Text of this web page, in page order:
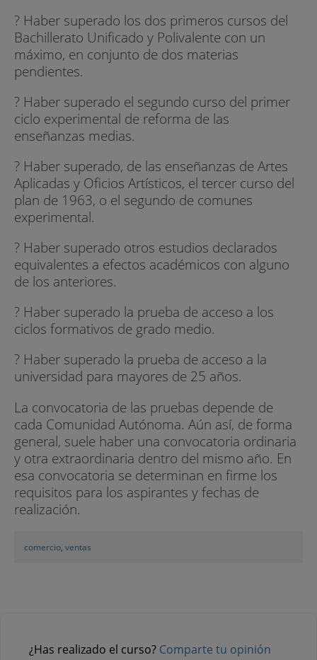
? Haber superado los dos primeros cursos del
Bachillerato Unificado y Polivalente con un
máximo, en conjunto de dos materias
pendientes.
? Haber superado el segundo curso del primer
ciclo experimental de reforma de las
enseñanzas medias.
? Haber superado, de las enseñanzas de Artes
Aplicadas y Oficios Artísticos, el tercer curso del
plan de 1963, o el segundo de comunes
experimental.
? Haber superado otros estudios declarados
equivalentes a efectos académicos con alguno
de los anteriores.
? Haber superado la prueba de acceso a los
ciclos formativos de grado medio.
? Haber superado la prueba de acceso a la
universidad para mayores de 25 años.
La convocatoria de las pruebas depende de
cada Comunidad Autónoma. Aún así, de forma
general, suele haber una convocatoria ordinaria
y otra extraordinaria dentro del mismo año. En
esa convocatoria se determinan en firme los
requisitos para los aspirantes y fechas de
realización.
comercio, ventas
¿Has realizado el curso? Comparte tu opinión